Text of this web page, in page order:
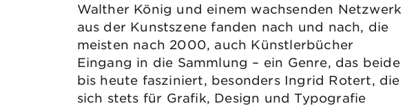
Walther König und einem wachsenden Netzwerk
aus der Kunstszene fanden nach und nach, die
meisten nach 2000, auch Künstlerbücher
Eingang in die Sammlung – ein Genre, das beide
bis heute fasziniert, besonders Ingrid Rotert, die
sich stets für Grafik, Design und Typografie